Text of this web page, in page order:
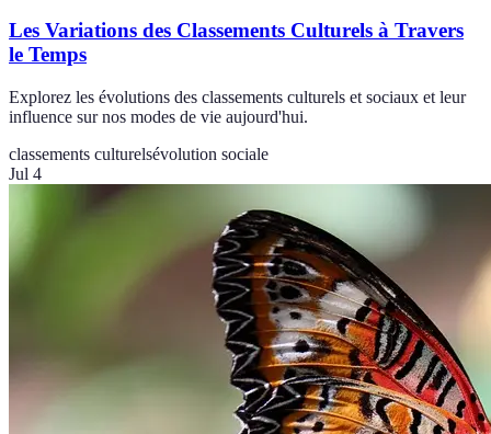
Les Variations des Classements Culturels à Travers
le Temps
Explorez les évolutions des classements culturels et sociaux et leur
influence sur nos modes de vie aujourd'hui.
classements culturelsévolution sociale
Jul 4